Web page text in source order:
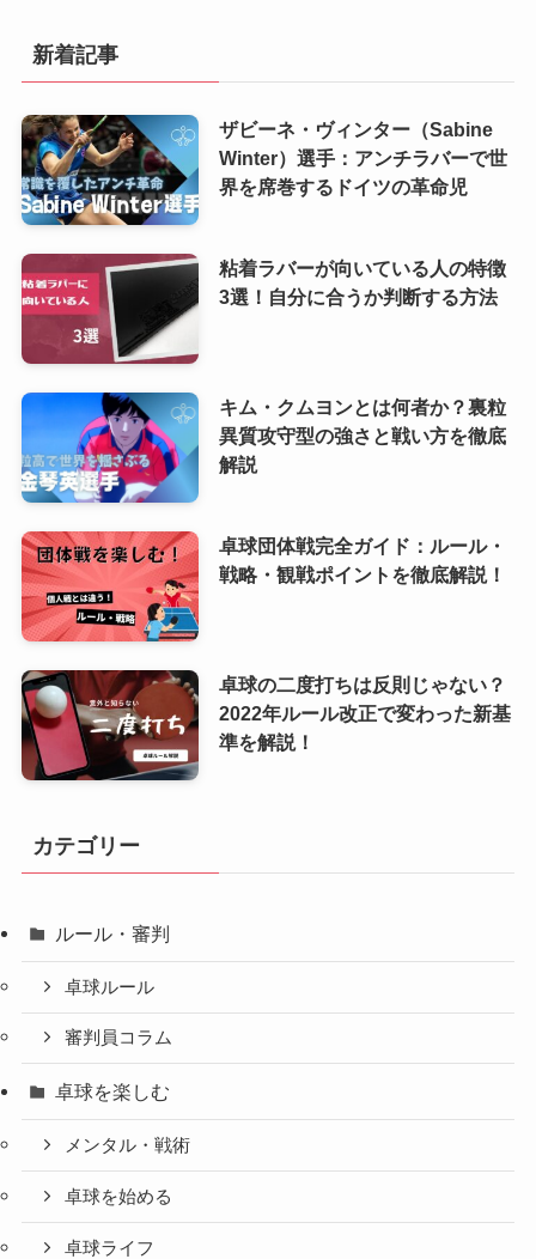
新着記事
ザビーネ・ヴィンター（Sabine
Winter）選手：アンチラバーで世
界を席巻するドイツの革命児
粘着ラバーが向いている人の特徴
3選！自分に合うか判断する方法
キム・クムヨンとは何者か？裏粒
異質攻守型の強さと戦い方を徹底
解説
卓球団体戦完全ガイド：ルール・
戦略・観戦ポイントを徹底解説！
卓球の二度打ちは反則じゃない？
2022年ルール改正で変わった新基
準を解説！
カテゴリー
ルール・審判
卓球ルール
審判員コラム
卓球を楽しむ
メンタル・戦術
卓球を始める
卓球ライフ